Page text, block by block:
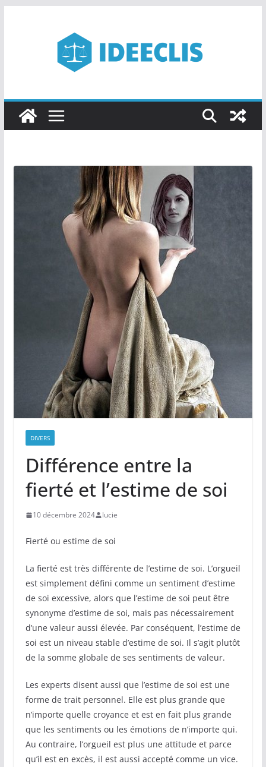
DIVERS
Différence entre la
fierté et l’estime de soi
10 décembre 2024 lucie
Fierté ou estime de soi
La fierté est très différente de l’estime de soi. L’orgueil
est simplement défini comme un sentiment d’estime
de soi excessive, alors que l’estime de soi peut être
synonyme d’estime de soi, mais pas nécessairement
d’une valeur aussi élevée. Par conséquent, l’estime de
soi est un niveau stable d’estime de soi. Il s’agit plutôt
de la somme globale de ses sentiments de valeur.
Les experts disent aussi que l’estime de soi est une
forme de trait personnel. Elle est plus grande que
n’importe quelle croyance et est en fait plus grande
que les sentiments ou les émotions de n’importe qui.
Au contraire, l’orgueil est plus une attitude et parce
qu’il est en excès, il est aussi accepté comme un vice.